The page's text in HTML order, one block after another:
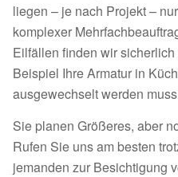
liegen – je nach Projekt –
komplexer
Eilfällen finden wir
Beispiel Ihre Armatur in
ausgewechselt werden
Sie planen Größeres, aber
Rufen Sie uns am besten
jemanden zur Besichtigung